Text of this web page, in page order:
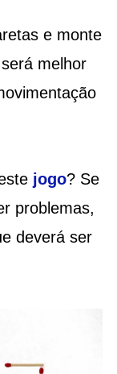
e monte
melhor
jogo? Se
problemas,
deverá ser